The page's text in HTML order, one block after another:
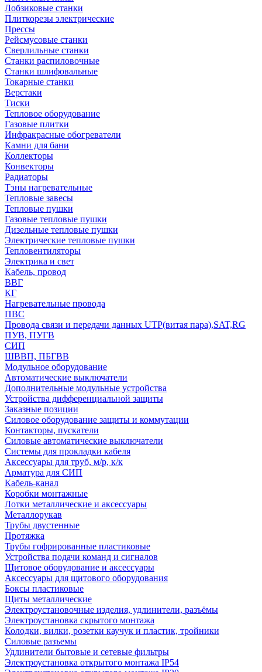
Лобзиковые станки
Плиткорезы электрические
Прессы
Рейсмусовые станки
Сверлильные станки
Станки распиловочные
Станки шлифовальные
Токарные станки
Верстаки
Тиски
Тепловое оборудование
Газовые плитки
Инфракрасные обогреватели
Камни для бани
Коллекторы
Конвекторы
Радиаторы
Тэны нагревательные
Тепловые завесы
Тепловые пушки
Газовые тепловые пушки
Дизельные тепловые пушки
Электрические тепловые пушки
Тепловентиляторы
Электрика и свет
Кабель, провод
ВВГ
КГ
Нагревательные провода
ПВС
Провода связи и передачи данных UTP(витая пара),SAT,RG
ПУВ, ПУГВ
СИП
ШВВП, ПБГВВ
Модульное оборудование
Автоматические выключатели
Дополнительные модульные устройства
Устройства дифференциальной защиты
Заказные позиции
Силовое оборудование защиты и коммутации
Контакторы, пускатели
Силовые автоматические выключатели
Системы для прокладки кабеля
Аксессуары для труб, м/р, к/к
Арматура для СИП
Кабель-канал
Коробки монтажные
Лотки металлические и аксессуары
Металлорукав
Трубы двустенные
Протяжка
Трубы гофрированные пластиковые
Устройства подачи команд и сигналов
Щитовое оборудование и аксессуары
Аксессуары для щитового оборудования
Боксы пластиковые
Щиты металлические
Электроустановочные изделия, удлинители, разъёмы
Электроустановка скрытого монтажа
Колодки, вилки, розетки каучук и пластик, тройники
Силовые разъемы
Удлинители бытовые и сетевые фильтры
Электроустановка открытого монтажа IP54